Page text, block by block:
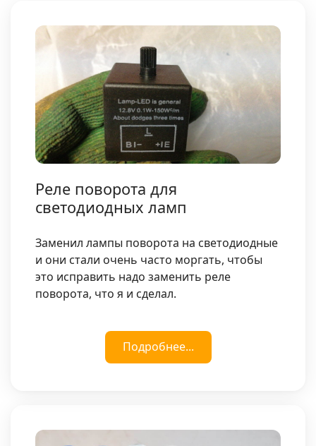
Реле поворота для
светодиодных ламп
Заменил лампы поворота на светодиодные
и они стали очень часто моргать, чтобы
это исправить надо заменить реле
поворота, что я и сделал.
Подробнее...